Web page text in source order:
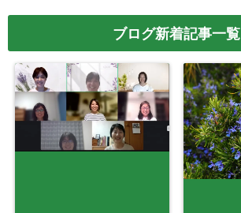
ブログ新着記事一覧